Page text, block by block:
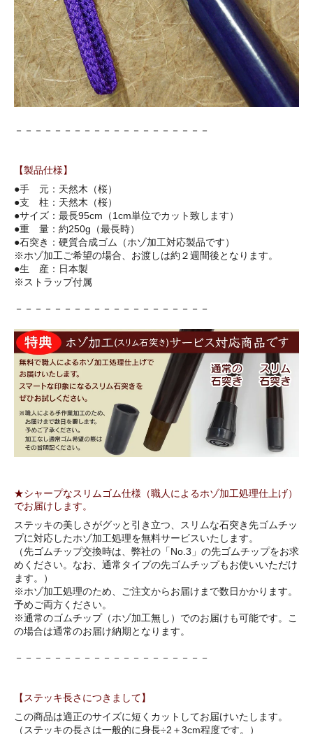
－－－－－－－－－－－－－－－－－－－－
【製品仕様】
●手 元：天然木（桜）
●支 柱：天然木（桜）
●サイズ：最長95cm（1cm単位でカット致します）
●重 量：約250g（最長時）
●石突き：硬質合成ゴム（ホゾ加工対応製品です）
※ホゾ加工ご希望の場合、お渡しは約２週間後となります。
●生 産：日本製
※ストラップ付属
－－－－－－－－－－－－－－－－－－－－
★シャープなスリムゴム仕様（職人によるホゾ加工処理仕上げ）
でお届けします。
ステッキの美しさがグッと引き立つ、スリムな石突き先ゴムチッ
プに対応したホゾ加工処理を無料サービスいたします。
（先ゴムチップ交換時は、弊社の「No.3」の先ゴムチップをお求
めください。なお、通常タイプの先ゴムチップもお使いいただけ
ます。）
※ホゾ加工処理のため、ご注文からお届けまで数日かかります。
予めご両方ください。
※通常のゴムチップ（ホゾ加工無し）でのお届けも可能です。こ
の場合は通常のお届け納期となります。
－－－－－－－－－－－－－－－－－－－－
【ステッキ長さにつきまして】
この商品は適正のサイズに短くカットしてお届けいたします。
（ステッキの長さは一般的に身長÷2＋3cm程度です。）